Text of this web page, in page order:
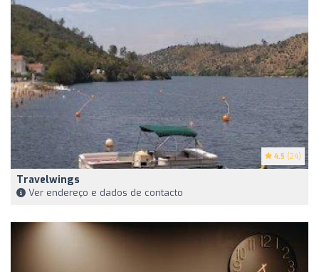
4.5 (24)
Travelwings
Ver endereço e dados de contacto